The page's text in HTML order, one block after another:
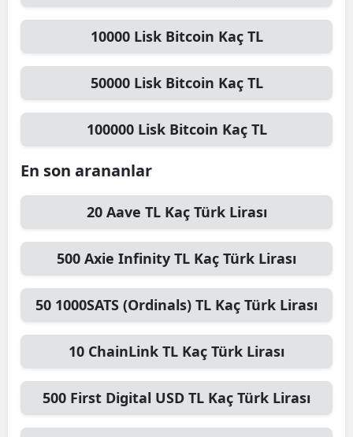
10000 Lisk Bitcoin Kaç TL
50000 Lisk Bitcoin Kaç TL
100000 Lisk Bitcoin Kaç TL
En son arananlar
20 Aave TLKaç Türk Lirası
500 Axie Infinity TL Kaç Türk Lirası
50 1000SATS (Ordinals) TL Kaç Türk Lirası
10 ChainLink TL Kaç Türk Lirası
500 First Digital USD TL Kaç Türk Lirası